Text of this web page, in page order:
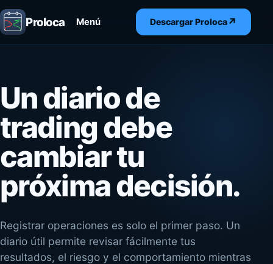
Proloca Menú Descargar Proloca↗
Un diario de
trading debe
cambiar tu
próxima decisión.
Registrar operaciones es solo el primer paso. Un
diario útil permite revisar fácilmente tus
resultados, el riesgo y el comportamiento mientras